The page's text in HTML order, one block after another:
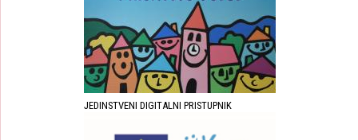
JEDINSTVENI DIGITALNI PRISTUPNIK